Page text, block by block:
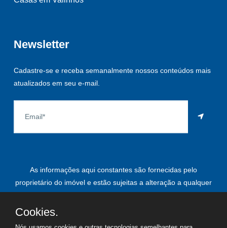
Newsletter
Cadastre-se e receba semanalmente nossos conteúdos mais
atualizados em seu e-mail.
As informações aqui constantes são fornecidas pelo
proprietário do imóvel e estão sujeitas a alteração a qualquer
momento.
Cookies.